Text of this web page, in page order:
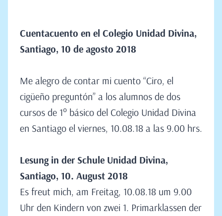
Cuentacuento en el Colegio Unidad Divina,
Santiago, 10 de agosto 2018
Me alegro de contar mi cuento “Ciro, el
cigüeño preguntón” a los alumnos de dos
cursos de 1° básico del Colegio Unidad Divina
en Santiago el viernes, 10.08.18 a las 9.00 hrs.
Lesung in der Schule Unidad Divina,
Santiago, 10. August 2018
Es freut mich, am Freitag, 10.08.18 um 9.00
Uhr den Kindern von zwei 1. Primarklassen der